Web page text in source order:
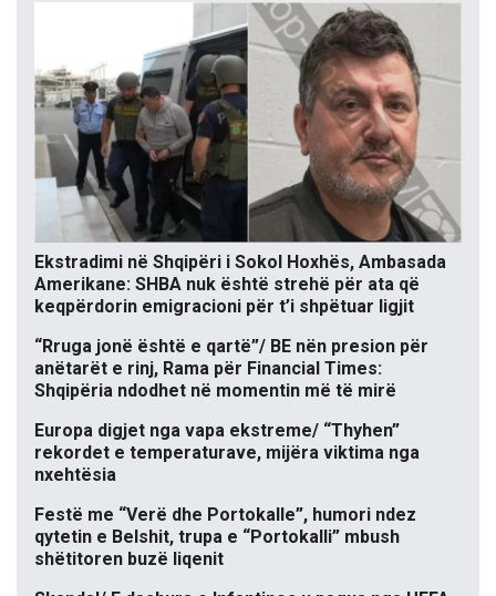
Ekstradimi në Shqipëri i Sokol Hoxhës, Ambasada
Amerikane: SHBA nuk është strehë për ata që
keqpërdorin emigracioni për t’i shpëtuar ligjit
“Rruga jonë është e qartë”/ BE nën presion për
anëtarët e rinj, Rama për Financial Times:
Shqipëria ndodhet në momentin më të mirë
Europa digjet nga vapa ekstreme/ “Thyhen”
rekordet e temperaturave, mijëra viktima nga
nxehtësia
Festë me “Verë dhe Portokalle”, humori ndez
qytetin e Belshit, trupa e “Portokalli” mbush
shëtitoren buzë liqenit